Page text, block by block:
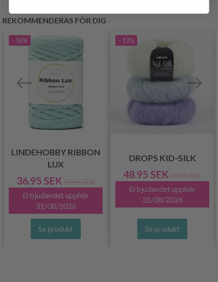
REKOMMENDERAS FÖR DIG
- 50%
LINDEHOBBY RIBBON
LUX
36.95 SEK 73.95 SEK
Erbjudandet upphör
31/08/2026
Se produkt
- 13%
DROPS KID-SILK
48.95 SEK 55.95 SEK
Erbjudandet upphör
31/08/2026
Se produkt